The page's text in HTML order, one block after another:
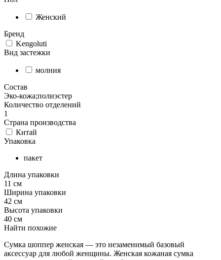
Женский
Бренд
Kengoluti
Вид застежки
молния
Состав
Эко-кожа;полиэстер
Количество отделений
1
Страна производства
Китай
Упаковка
пакет
Длина упаковки
11 см
Ширина упаковки
42 см
Высота упаковки
40 см
Найти похожие
Сумка шоппер женская — это незаменимый базовый
аксессуар для любой женщины. Женская кожаная сумка